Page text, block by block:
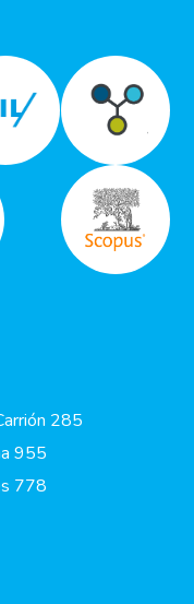
285
955
778